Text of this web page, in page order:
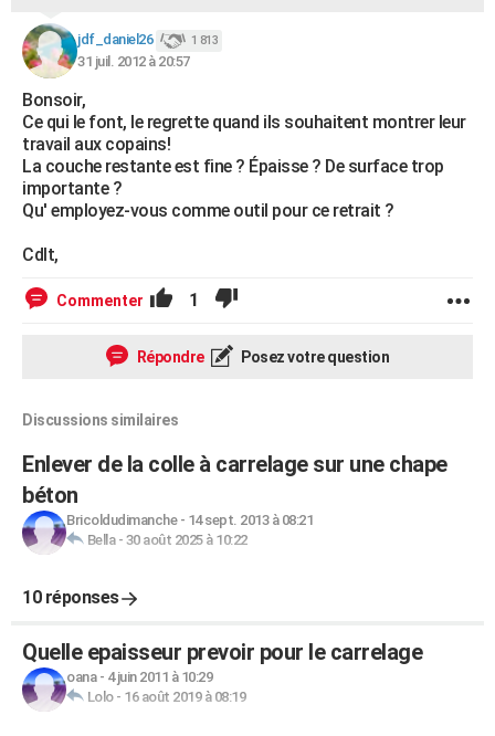
COPAINS D'AVANT
S'inscrire
Se connecter
Lycées
Collèges
Primaires
Universités
Entreprises
Service militaire
Avis de recherche
AVIS DE DÉCÈS
FORUM
Bricolage
Lifestyle
Culture
Sport
Auto
Television
Voyage
Cinema
jdf_daniel26 1 813
31 juil. 2012 à 20:57
Bonsoir,
Ce qui le font, le regrette quand ils souhaitent montrer leur
travail aux copains!
La couche restante est fine ? Épaisse ? De surface trop
importante ?
Qu' employez-vous comme outil pour ce retrait ?
Cdlt,
Commenter 1
Répondre Posez votre question
Discussions similaires
Enlever de la colle à carrelage sur une chape
béton
Bricoldudimanche- 14 sept. 2013 à 08:21
Bella- 30 août 2025 à 10:22
10 réponses
Quelle epaisseur prevoir pour le carrelage
oana- 4 juin 2011 à 10:29
Lolo- 16 août 2019 à 08:19